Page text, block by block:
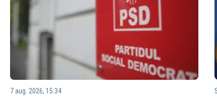
7 aug. 2026, 15:34